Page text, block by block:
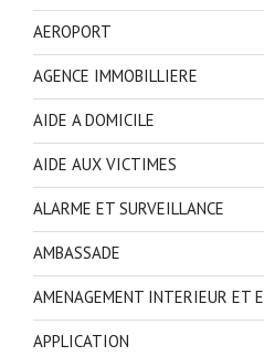
AEROPORT
AGENCE IMMOBILLIERE
AIDE A DOMICILE
AIDE AUX VICTIMES
ALARME ET SURVEILLANCE
AMBASSADE
AMENAGEMENT INTERIEUR ET
APPLICATION